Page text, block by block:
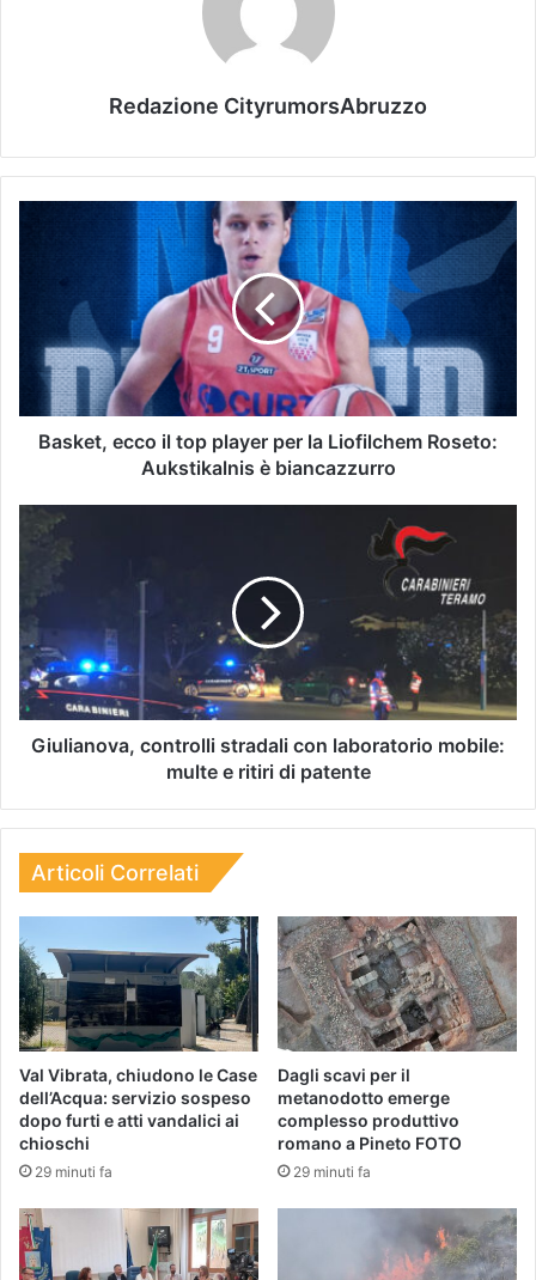
Redazione CityrumorsAbruzzo
Basket, ecco il top player per la Liofilchem Roseto:
Aukstikalnis è biancazzurro
Giulianova, controlli stradali con laboratorio mobile:
multe e ritiri di patente
Articoli Correlati
Val Vibrata, chiudono le Case
dell’Acqua: servizio sospeso
dopo furti e atti vandalici ai
chioschi
29 minuti fa
Dagli scavi per il
metanodotto emerge
complesso produttivo
romano a Pineto FOTO
29 minuti fa